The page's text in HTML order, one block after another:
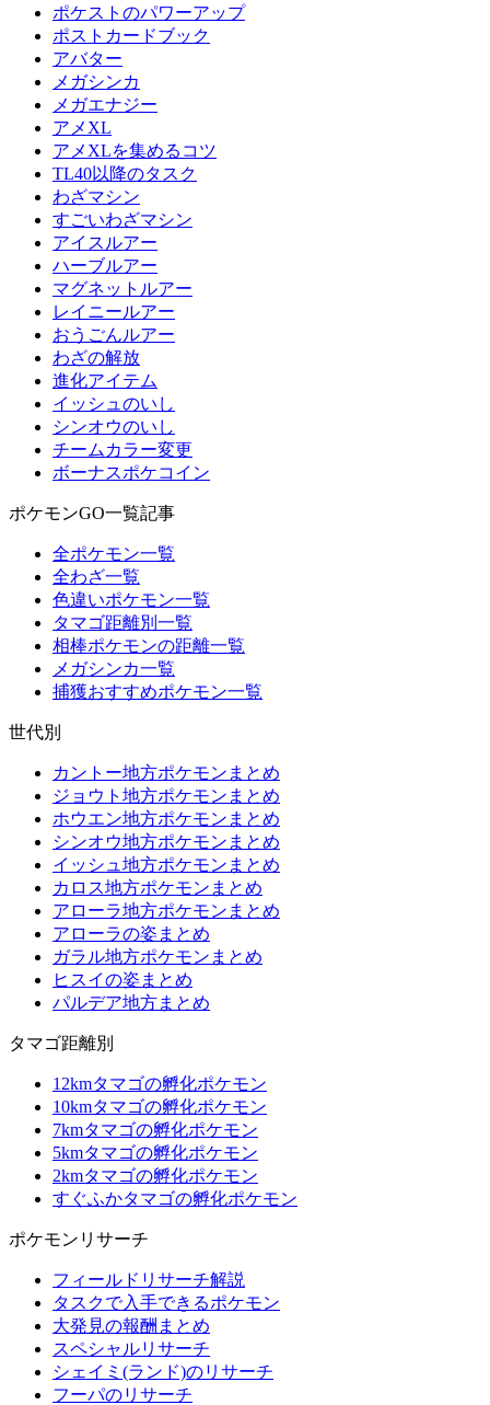
ポケストのパワーアップ
ポストカードブック
アバター
メガシンカ
メガエナジー
アメXL
アメXLを集めるコツ
TL40以降のタスク
わざマシン
すごいわざマシン
アイスルアー
ハーブルアー
マグネットルアー
レイニールアー
おうごんルアー
わざの解放
進化アイテム
イッシュのいし
シンオウのいし
チームカラー変更
ボーナスポケコイン
ポケモンGO一覧記事
全ポケモン一覧
全わざ一覧
色違いポケモン一覧
タマゴ距離別一覧
相棒ポケモンの距離一覧
メガシンカ一覧
捕獲おすすめポケモン一覧
世代別
カントー地方ポケモンまとめ
ジョウト地方ポケモンまとめ
ホウエン地方ポケモンまとめ
シンオウ地方ポケモンまとめ
イッシュ地方ポケモンまとめ
カロス地方ポケモンまとめ
アローラ地方ポケモンまとめ
アローラの姿まとめ
ガラル地方ポケモンまとめ
ヒスイの姿まとめ
パルデア地方まとめ
タマゴ距離別
12kmタマゴの孵化ポケモン
10kmタマゴの孵化ポケモン
7kmタマゴの孵化ポケモン
5kmタマゴの孵化ポケモン
2kmタマゴの孵化ポケモン
すぐふかタマゴの孵化ポケモン
ポケモンリサーチ
フィールドリサーチ解説
タスクで入手できるポケモン
大発見の報酬まとめ
スペシャルリサーチ
シェイミ(ランド)のリサーチ
フーパのリサーチ